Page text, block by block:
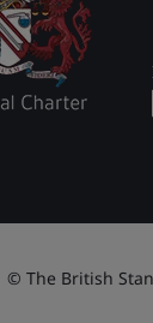
© The British